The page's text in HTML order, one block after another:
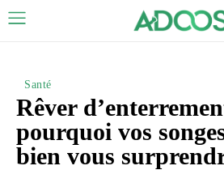
Santé
Rêver
pourquoi vos
bien vous